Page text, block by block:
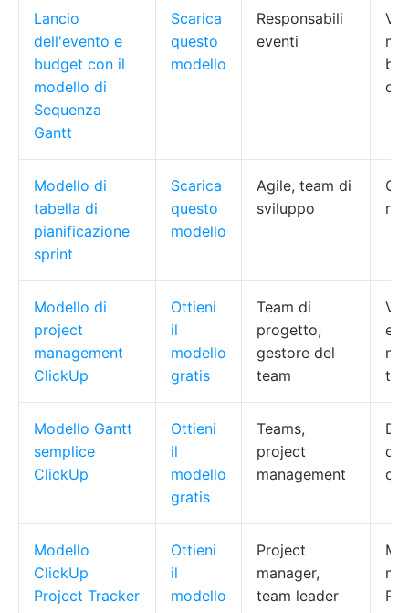
Lancio
dell'evento e
budget con il
modello di
Sequenza
Gantt
Scarica
questo
modello
Responsabili
eventi
Modello di
tabella di
pianificazione
sprint
Scarica
questo
modello
Agile, team di
sviluppo
Modello di
project
management
ClickUp
Ottieni
il
modello
gratis
Team di
progetto,
gestore del
team
Modello Gantt
semplice
ClickUp
Ottieni
il
modello
gratis
Teams,
project
management
Modello
ClickUp
Project Tracker
Ottieni
il
modello
Project
manager,
team leader